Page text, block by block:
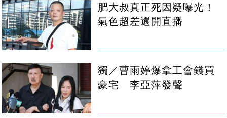
肥大叔真正死因疑曝光！
氣色超差還開直播
獨／曹雨婷爆拿工會錢買
豪宅 李亞萍發聲